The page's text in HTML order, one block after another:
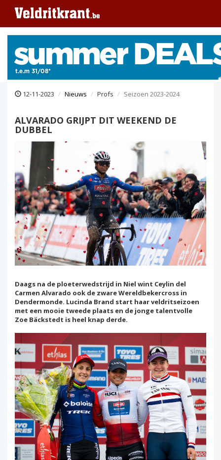
12-11-2023 Nieuws Profs Seizoen 2023-2024
ALVARADO GRIJPT DIT WEEKEND DE
DUBBEL
Daags na de ploeterwedstrijd in Niel wint Ceylin del
Carmen Alvarado ook de zware Wereldbekercross in
Dendermonde. Lucinda Brand start haar veldritseizoen
met een mooie tweede plaats en de jonge talentvolle
Zoe Bäckstedt is heel knap derde.